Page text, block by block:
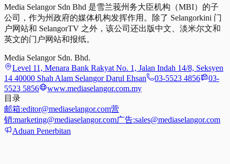
Media Selangor Sdn Bhd 是雪兰莪州务大臣机构（MBI）的子
公司，作为州政府的媒体机构发挥作用。除了 Selangorkini 门
户网站和 SelangorTV 之外，该公司还出版中文、淡米尔文和
英文的门户网站和报纸。
Media Selangor Sdn. Bhd.
Level 11, Menara Bank Rakyat No. 1, Jalan Indah 14/8, Seksyen
14 40000 Shah Alam Selangor Darul Ehsan
03-5523 4856
03-
5523 5856
www.mediaselangor.com.my
目录
邮箱:editor@mediaselangor.com营
销:marketing@mediaselangor.com广告:sales@mediaselangor.com
Aduan Penerbitan